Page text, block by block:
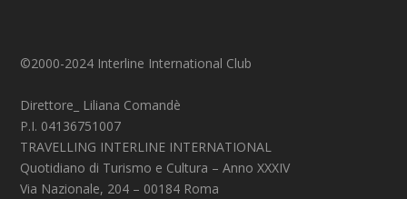
©2000-2024 Interline International Club
Direttore_ Liliana Comandè
P.I. 04136751007
TRAVELLING INTERLINE INTERNATIONAL
Quotidiano di Turismo e Cultura – Anno XXXIV
Via Nazionale, 204 – 00184 Roma